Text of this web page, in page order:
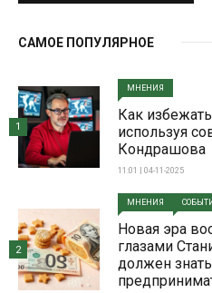
САМОЕ ПОПУЛЯРНОЕ
МНЕНИЯ
Как
используя
Кондрашова
11:01 | 04-11-2025
1
МНЕНИЯ
Новая эра
глазами
должен
2